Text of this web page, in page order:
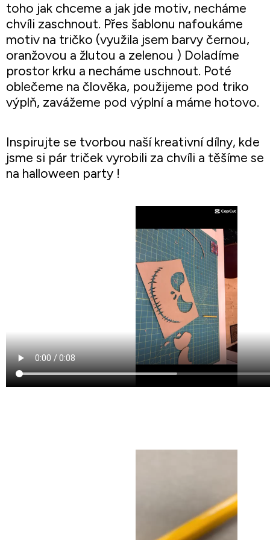
toho jak chceme a jak jde motiv, necháme
chvíli zaschnout. Přes šablonu nafoukáme
motiv na tričko (využila jsem barvy černou,
oranžovou a žlutou a zelenou ) Doladíme
prostor krku a necháme uschnout. Poté
oblečeme na člověka, použijeme pod triko
výplň, zavážeme pod výplní a máme hotovo.
Inspirujte se tvorbou naší kreativní dílny, kde
jsme si pár triček vyrobili za chvíli a těšíme se
na halloween party !